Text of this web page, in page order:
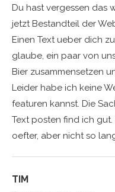
Du hast vergessen das
jetzt Bestandteil der
Einen Text ueber dich
glaube, ein paar von
Bier zusammensetzen
Leider habe ich keine
featuren kannst. Die
Text posten find ich
oefter, aber nicht so
TIM